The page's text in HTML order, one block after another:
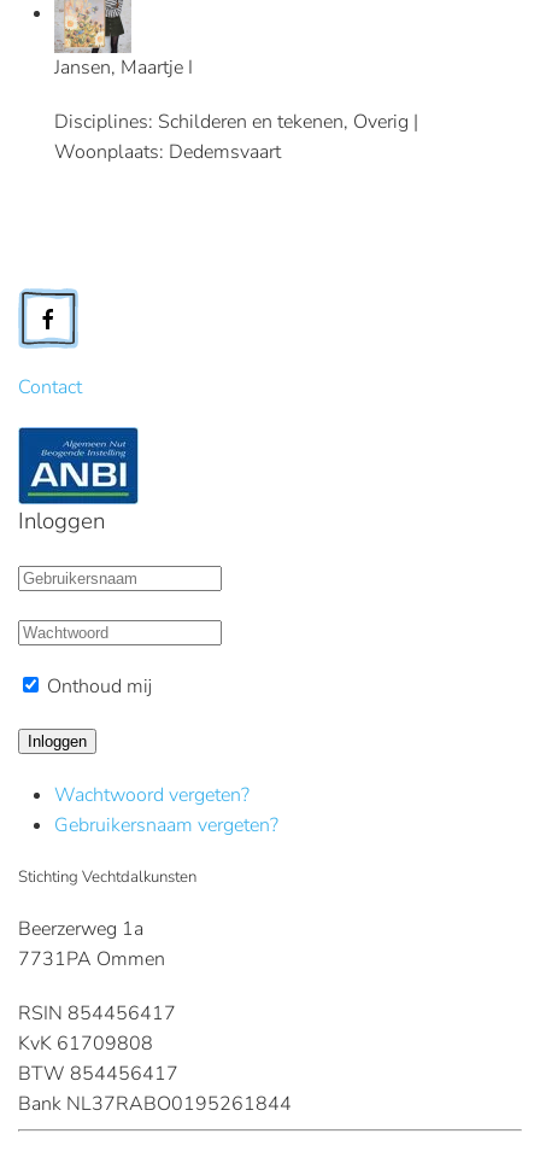
Jansen, Maartje I
Disciplines: Schilderen en tekenen, Overig |
Woonplaats: Dedemsvaart
Contact
Inloggen
Onthoud mij
Inloggen
Wachtwoord vergeten?
Gebruikersnaam vergeten?
Stichting Vechtdalkunsten
Beerzerweg 1a
7731PA Ommen
RSIN 854456417
KvK 61709808
BTW 854456417
Bank NL37RABO0195261844